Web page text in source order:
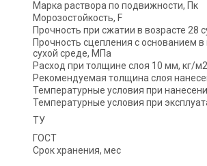
Марка раствора по подвижности, Пк
Морозостойкость, F
Прочность при сжатии в возрасте 28
Прочность сцепления с основанием
сухой среде, МПа
Расход при толщине слоя 10 мм, кг/м2
Рекомендуемая толщина слоя
Температурные условия при
Температурные условия при
ТУ
ГОСТ
Срок хранения, мес